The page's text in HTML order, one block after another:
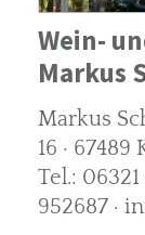
Wein-
Markus
Markus
16 ·
Tel.: 06321
952687 ·